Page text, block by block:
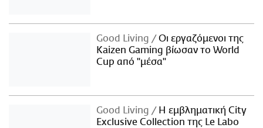
Good Living
Οι εργαζόμενοι της
Kaizen Gaming βίωσαν το World
Cup από "μέσα"
Good Living
Η εμβληματική City
Exclusive Collection της Le Labo